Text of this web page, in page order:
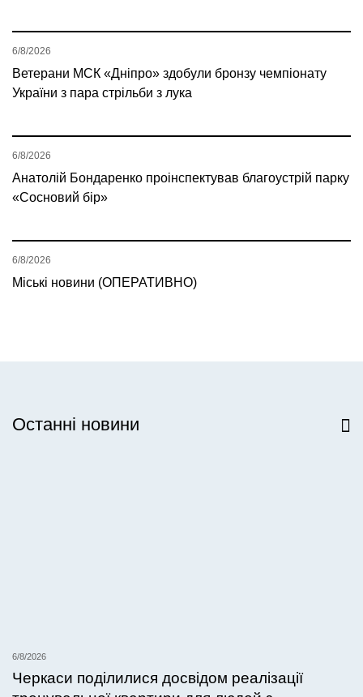
Ветерани МСК «Дніпро» здобули бронзу чемпіонату
України з пара стрільби з лука
6/8/2026
Анатолій Бондаренко проінспектував благоустрій парку
«Сосновий бір»
6/8/2026
Міські новини (ОПЕРАТИВНО)
6/8/2026
Останні новини
6/8/2026
Черкаси поділилися досвідом реалізації